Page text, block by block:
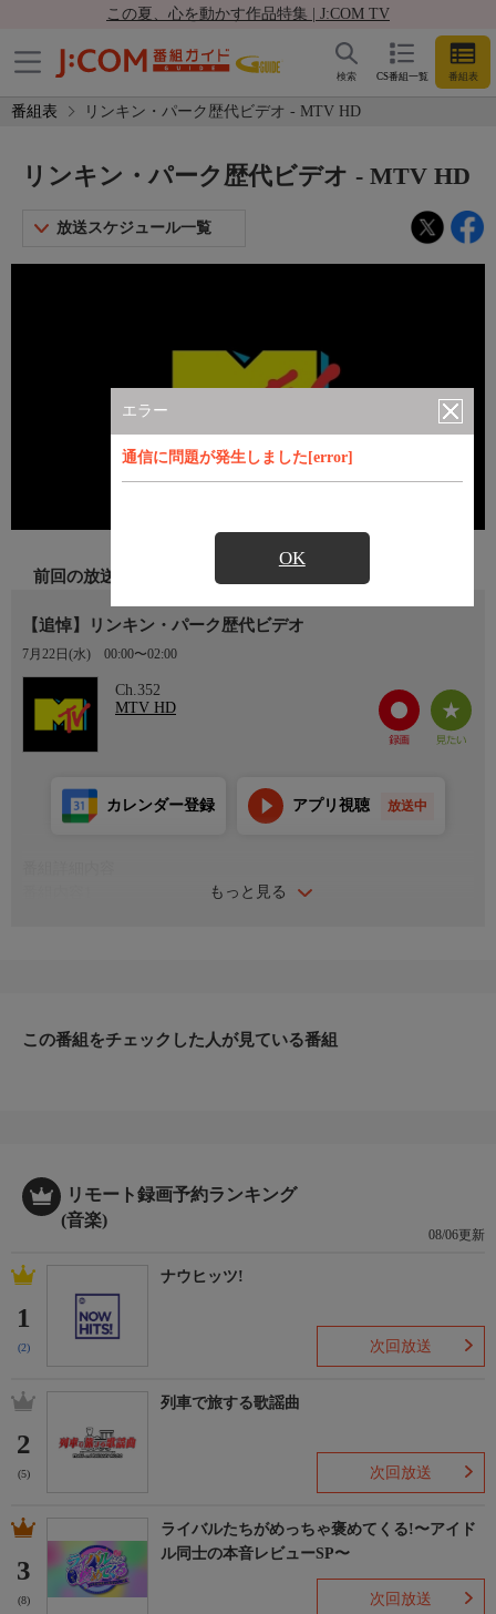
この夏、心を動かす作品特集 | J:COM TV
CS番組一覧 番組表
検索
番組表 リンキン・パーク歴代ビデオ - MTV HD
エラー
通信に問題が発生しました[error]
OK
リンキン・パーク歴代ビデオ - MTV HD
放送スケジュール一覧
前回の放送
【追悼】リンキン・パーク歴代ビデオ
7月22日(水) 00:00〜02:00
Ch.352
MTV HD
もっと見る
カレンダー登録 アプリ視聴 放送中
として再始動を果たした。
この番組をチェックした人が見ている番組
リモート録画予約ランキング
(音楽)
08/06更新
1
(2)
ナウヒッツ!
次回放送
2
(5)
列車で旅する歌謡曲
次回放送
3
(8)
ライバルたちがめっちゃ褒めてくる!〜アイド
ル同士の本音レビューSP〜
次回放送